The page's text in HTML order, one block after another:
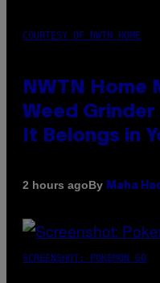
COURTESY OF NWTN HOME
NWTN Home
Weed
It Belongs in
2 hours agoBy Maha
SCREENSHOT: POKEMON GO